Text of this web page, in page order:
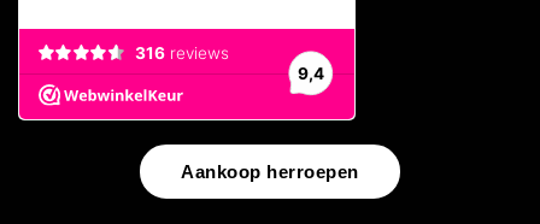
Aankoop herroepen